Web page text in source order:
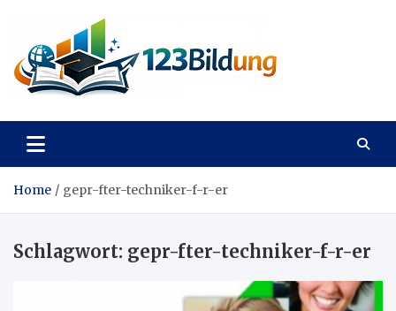
content
123Bildung
Home gepr-fter-techniker-f-r-er
Schlagwort: gepr-fter-techniker-f-r-er